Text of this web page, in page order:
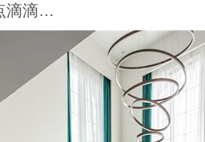
滴滴…